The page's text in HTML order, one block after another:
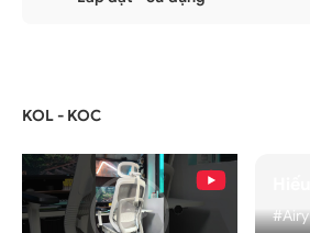
KOL - KOC
#Airy